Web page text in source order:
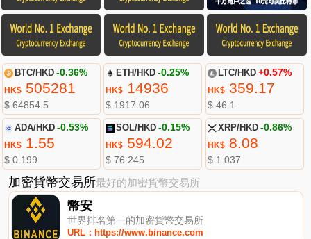
BTC/HKD -0.36%
HK$505281
$ 64854.5
ETH/HKD -0.25%
HK$ 14936
$ 1917.06
LTC/HKD +0.57%
HK$359.17
$ 46.1
ADA/HKD -0.53%
HK$1.55
$ 0.199
SOL/HKD -0.15%
HK$ 594.02
$ 76.245
XRP/HKD -0.86%
HK$8.08
$ 1.037
加密貨幣交易所最好的加密貨幣交易所
幣安
世界排名第一的加密貨幣交易所
URL：https://www.binance.com